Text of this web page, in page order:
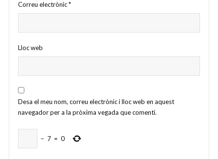
Correu electrònic*
Lloc web
Desa el meu nom, correu electrònic i lloc web en aquest
navegador per a la pròxima vegada que comenti.
− 7 = 0